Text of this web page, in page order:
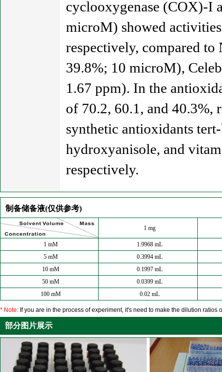
cyclooxygenase (COX)-I
microM) showed
respectively, compared
39.8%; 10 microM),
1.67 ppm). In the
of 70.2, 60.1, and 40.3%,
synthetic antioxidants
hydroxyanisole, and
respectively.
制备储备液(仅供参考)
1 mg
1 mM
1.9968 mL
5 mM
0.3994 mL
10 mM
0.1997 mL
50 mM
0.0399 mL
100 mM
0.02 mL
* Note: If you are in the process of experiment, it's need to make the dilution
部分图片展示